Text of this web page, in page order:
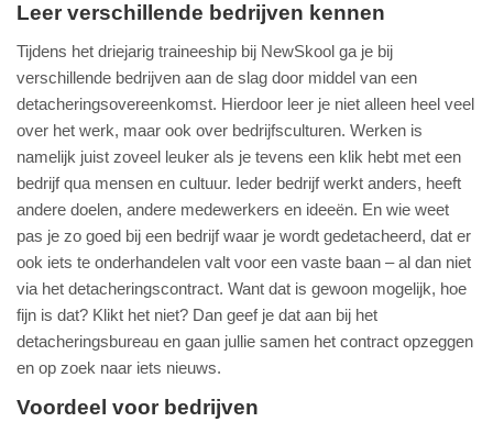
Leer verschillende bedrijven kennen
Tijdens het driejarig traineeship bij NewSkool ga je bij
verschillende bedrijven aan de slag door middel van een
detacheringsovereenkomst. Hierdoor leer je niet alleen heel veel
over het werk, maar ook over bedrijfsculturen. Werken is
namelijk juist zoveel leuker als je tevens een klik hebt met een
bedrijf qua mensen en cultuur. Ieder bedrijf werkt anders, heeft
andere doelen, andere medewerkers en ideeën. En wie weet
pas je zo goed bij een bedrijf waar je wordt gedetacheerd, dat er
ook iets te onderhandelen valt voor een vaste baan – al dan niet
via het detacheringscontract. Want dat is gewoon mogelijk, hoe
fijn is dat? Klikt het niet? Dan geef je dat aan bij het
detacheringsbureau en gaan jullie samen het contract opzeggen
en op zoek naar iets nieuws.
Voordeel voor bedrijven